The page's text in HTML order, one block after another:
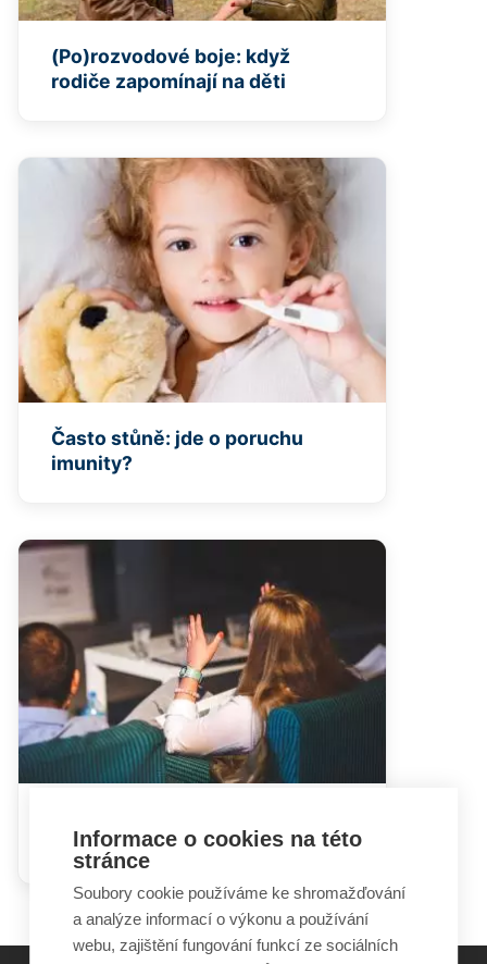
(Po)rozvodové boje: když
rodiče zapomínají na děti
Často stůně: jde o poruchu
imunity?
ublížit i prospět
Informace o cookies na této
stránce
Soubory cookie používáme ke shromažďování
a analýze informací o výkonu a používání
webu, zajištění fungování funkcí ze sociálních